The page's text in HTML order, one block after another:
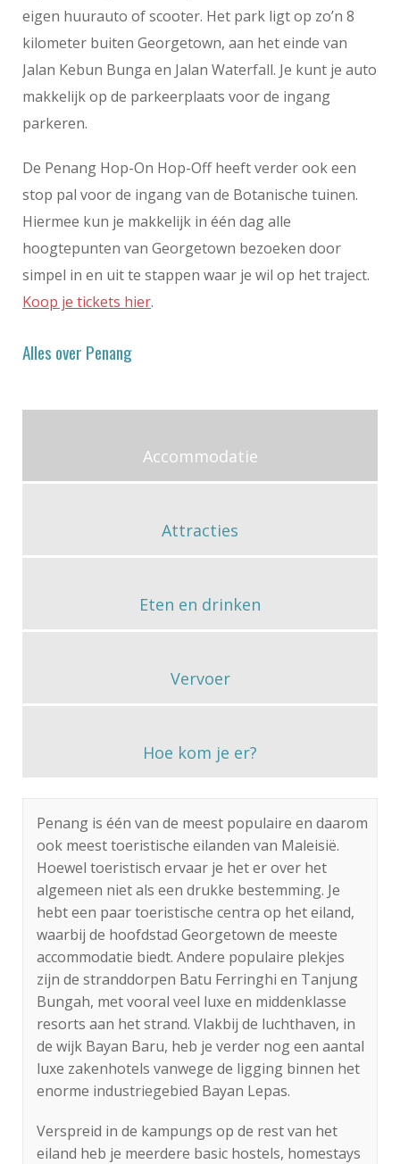
eigen huurauto of scooter. Het park ligt op zo’n 8
kilometer buiten Georgetown, aan het einde van
Jalan Kebun Bunga en Jalan Waterfall. Je kunt je auto
makkelijk op de parkeerplaats voor de ingang
parkeren.
De Penang Hop-On Hop-Off heeft verder ook een
stop pal voor de ingang van de Botanische tuinen.
Hiermee kun je makkelijk in één dag alle
hoogtepunten van Georgetown bezoeken door
simpel in en uit te stappen waar je wil op het traject.
Koop je tickets hier.
Alles over Penang
Accommodatie
Attracties
Eten en drinken
Vervoer
Hoe kom je er?
Penang is één van de meest populaire en daarom
ook meest toeristische eilanden van Maleisië.
Hoewel toeristisch ervaar je het er over het
algemeen niet als een drukke bestemming. Je
hebt een paar toeristische centra op het eiland,
waarbij de hoofdstad Georgetown de meeste
accommodatie biedt. Andere populaire plekjes
zijn de stranddorpen Batu Ferringhi en Tanjung
Bungah, met vooral veel luxe en middenklasse
resorts aan het strand. Vlakbij de luchthaven, in
de wijk Bayan Baru, heb je verder nog een aantal
luxe zakenhotels vanwege de ligging binnen het
enorme industriegebied Bayan Lepas.
Verspreid in de kampungs op de rest van het
eiland heb je meerdere basic hostels, homestays